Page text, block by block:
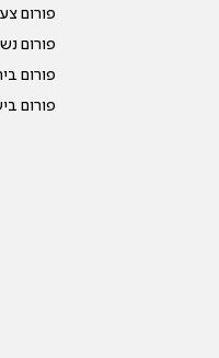
פורום
פורום
פורום
פורום